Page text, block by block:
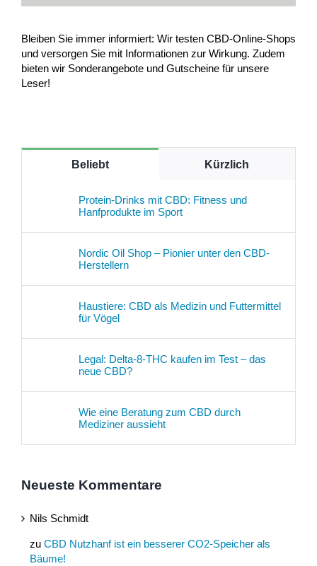
Bleiben Sie immer informiert: Wir testen CBD-Online-Shops
und versorgen Sie mit Informationen zur Wirkung. Zudem
bieten wir Sonderangebote und Gutscheine für unsere
Leser!
Beliebt Kürzlich
Protein-Drinks mit CBD: Fitness und
Hanfprodukte im Sport
Nordic Oil Shop – Pionier unter den CBD-
Herstellern
Haustiere: CBD als Medizin und Futtermittel
für Vögel
Legal: Delta-8-THC kaufen im Test – das
neue CBD?
Wie eine Beratung zum CBD durch
Mediziner aussieht
Neueste Kommentare
Nils Schmidt
zu CBD Nutzhanf ist ein besserer CO2-Speicher als
Bäume!